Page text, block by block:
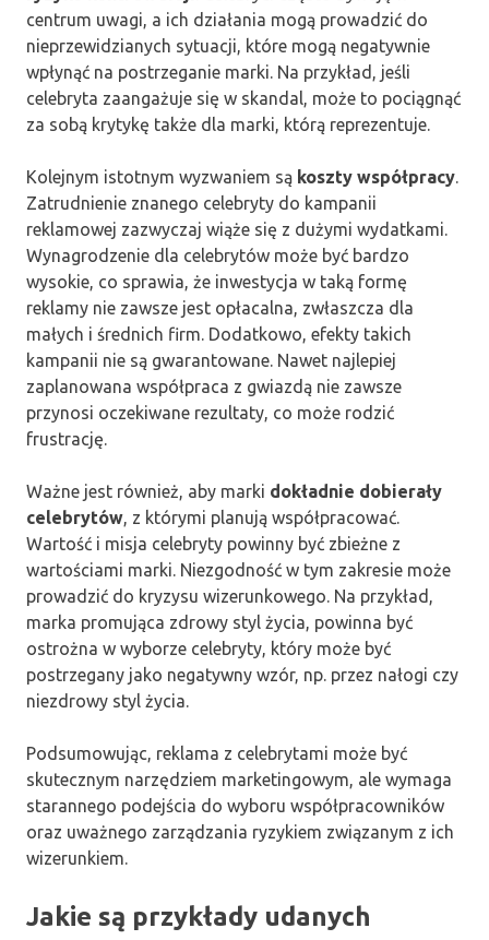
centrum uwagi, a ich działania mogą prowadzić do
nieprzewidzianych sytuacji, które mogą negatywnie
wpłynąć na postrzeganie marki. Na przykład, jeśli
celebryta zaangażuje się w skandal, może to pociągnąć
za sobą krytykę także dla marki, którą reprezentuje.
Kolejnym istotnym wyzwaniem są koszty współpracy.
Zatrudnienie znanego celebryty do kampanii
reklamowej zazwyczaj wiąże się z dużymi wydatkami.
Wynagrodzenie dla celebrytów może być bardzo
wysokie, co sprawia, że inwestycja w taką formę
reklamy nie zawsze jest opłacalna, zwłaszcza dla
małych i średnich firm. Dodatkowo, efekty takich
kampanii nie są gwarantowane. Nawet najlepiej
zaplanowana współpraca z gwiazdą nie zawsze
przynosi oczekiwane rezultaty, co może rodzić
frustrację.
Ważne jest również, aby marki dokładnie dobierały
celebrytów, z którymi planują współpracować.
Wartość i misja celebryty powinny być zbieżne z
wartościami marki. Niezgodność w tym zakresie może
prowadzić do kryzysu wizerunkowego. Na przykład,
marka promująca zdrowy styl życia, powinna być
ostrożna w wyborze celebryty, który może być
postrzegany jako negatywny wzór, np. przez nałogi czy
niezdrowy styl życia.
Podsumowując, reklama z celebrytami może być
skutecznym narzędziem marketingowym, ale wymaga
starannego podejścia do wyboru współpracowników
oraz uważnego zarządzania ryzykiem związanym z ich
wizerunkiem.
Jakie są przykłady udanych